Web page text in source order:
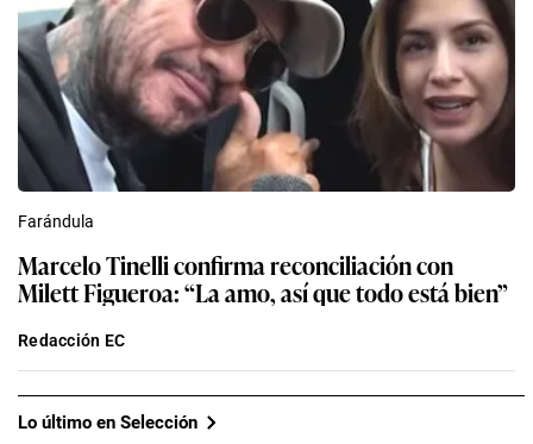
Farándula
Marcelo Tinelli confirma reconciliación con
Milett Figueroa: “La amo, así que todo está bien”
Redacción EC
Lo último en Selección